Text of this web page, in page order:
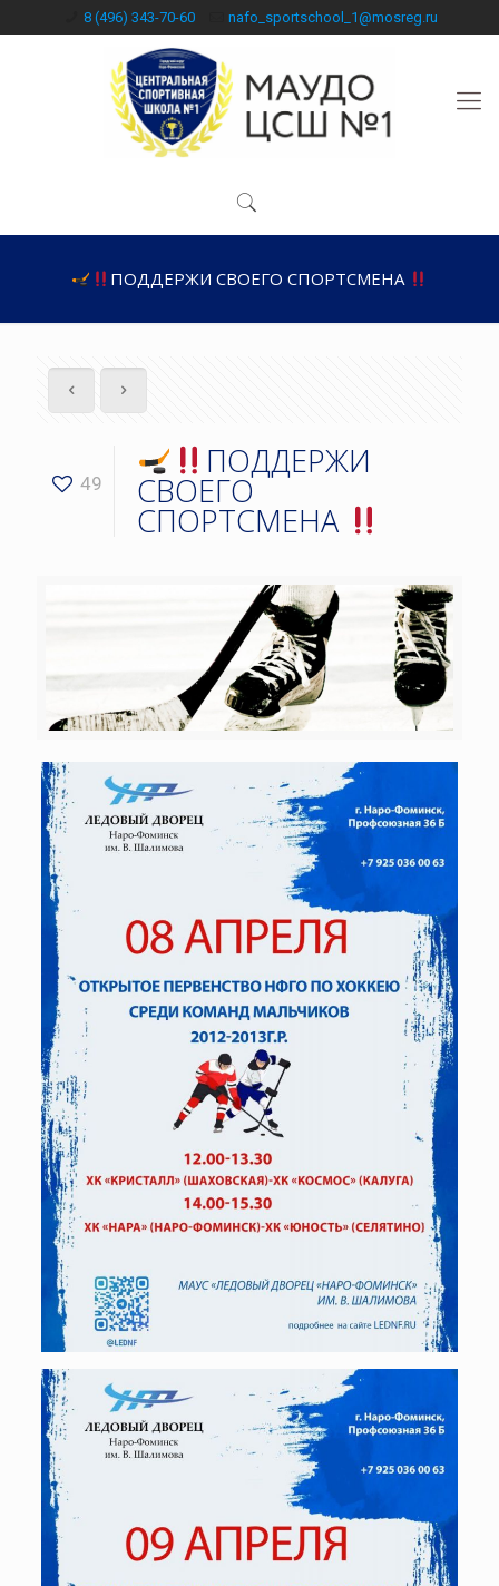
8 (496) 343-70-60 nafo_sportschool_1@mosreg.ru
ПОДДЕРЖИ СВОЕГО СПОРТСМЕНА
49
ПОДДЕРЖИ
СВОЕГО
СПОРТСМЕНА